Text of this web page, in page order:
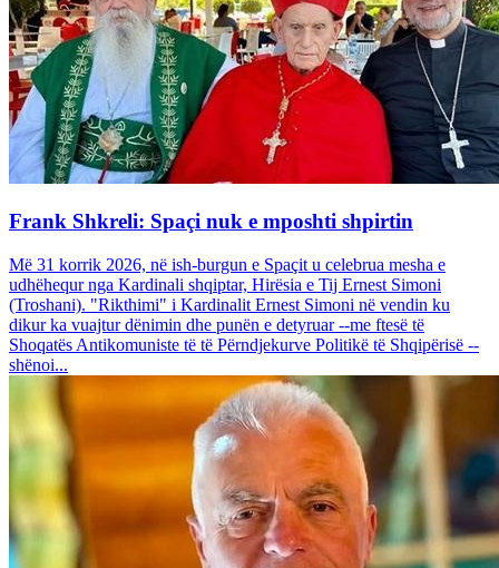
Frank Shkreli: Spaçi nuk e mposhti shpirtin
Më 31 korrik 2026, në ish-burgun e Spaçit u celebrua mesha e
udhëhequr nga Kardinali shqiptar, Hirësia e Tij Ernest Simoni
(Troshani). "Rikthimi" i Kardinalit Ernest Simoni në vendin ku
dikur ka vuajtur dënimin dhe punën e detyruar --me ftesë të
Shoqatës Antikomuniste të të Përndjekurve Politikë të Shqipërisë --
shënoi...